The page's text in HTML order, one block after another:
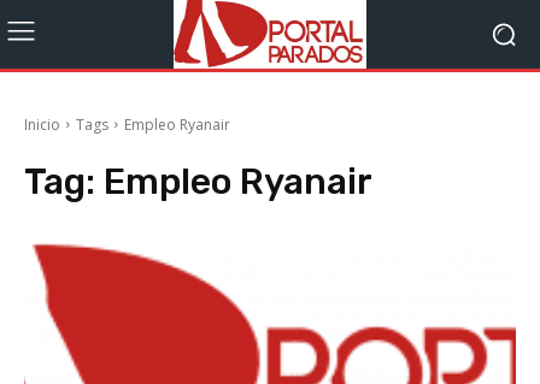
Inicio Tags Empleo Ryanair
Tag: Empleo Ryanair